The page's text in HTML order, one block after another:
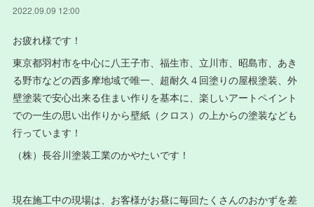
2022.09.09 12:00
お疲れ様です！
東京都羽村市を中心に八王子市、福生市、立川市、昭島市、あき
る野市などの西多摩地域で唯一、超耐久４回塗りの屋根塗装、外
壁塗装で安心出来る住まい作りを基本に、楽しいアートペイント
での一生の思い出作りから壁紙（クロス）の上からの塗装なども
行っています！
（株）長谷川塗装工業のかやたいです！
現在施工中の現場は、お客様がお昼に毎回たくさんのおかずを差